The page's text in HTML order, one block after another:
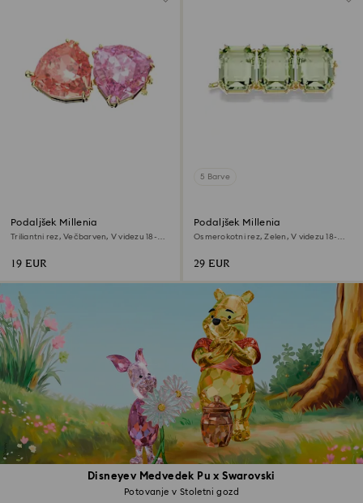
Disneyev Medvedek Pu x Swarovski
Potovanje v Stoletni gozd
Podaljšek Millenia
Triliantni rez, Večbarven, V videzu 18-
19 EUR
5 Barve
Podaljšek Millenia
Osmerokotni rez, Zelen, V videzu 18-
29 EUR